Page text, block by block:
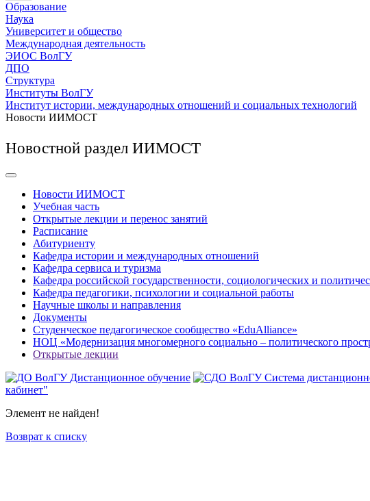
Образование
Наука
Университет и общество
Международная деятельность
ЭИОС ВолГУ
ДПО
Структура
Институты ВолГУ
Институт истории, международных отношений и социальных технологий
Новости ИИМОСТ
Новостной раздел ИИМОСТ
Новости ИИМОСТ
Учебная часть
Открытые лекции и перенос занятий
Расписание
Абитуриенту
Кафедра истории и международных отношений
Кафедра сервиса и туризма
Кафедра российской государственности, социологических и
Кафедра педагогики, психологии и социальной работы
Научные школы и направления
Документы
Студенческое педагогическое сообщество «EduAlliance»
НОЦ «Модернизация многомерного социально – политического
Открытые лекции
Дистанционное обучение
Система
кабинет"
Элемент не найден!
Возврат к списку